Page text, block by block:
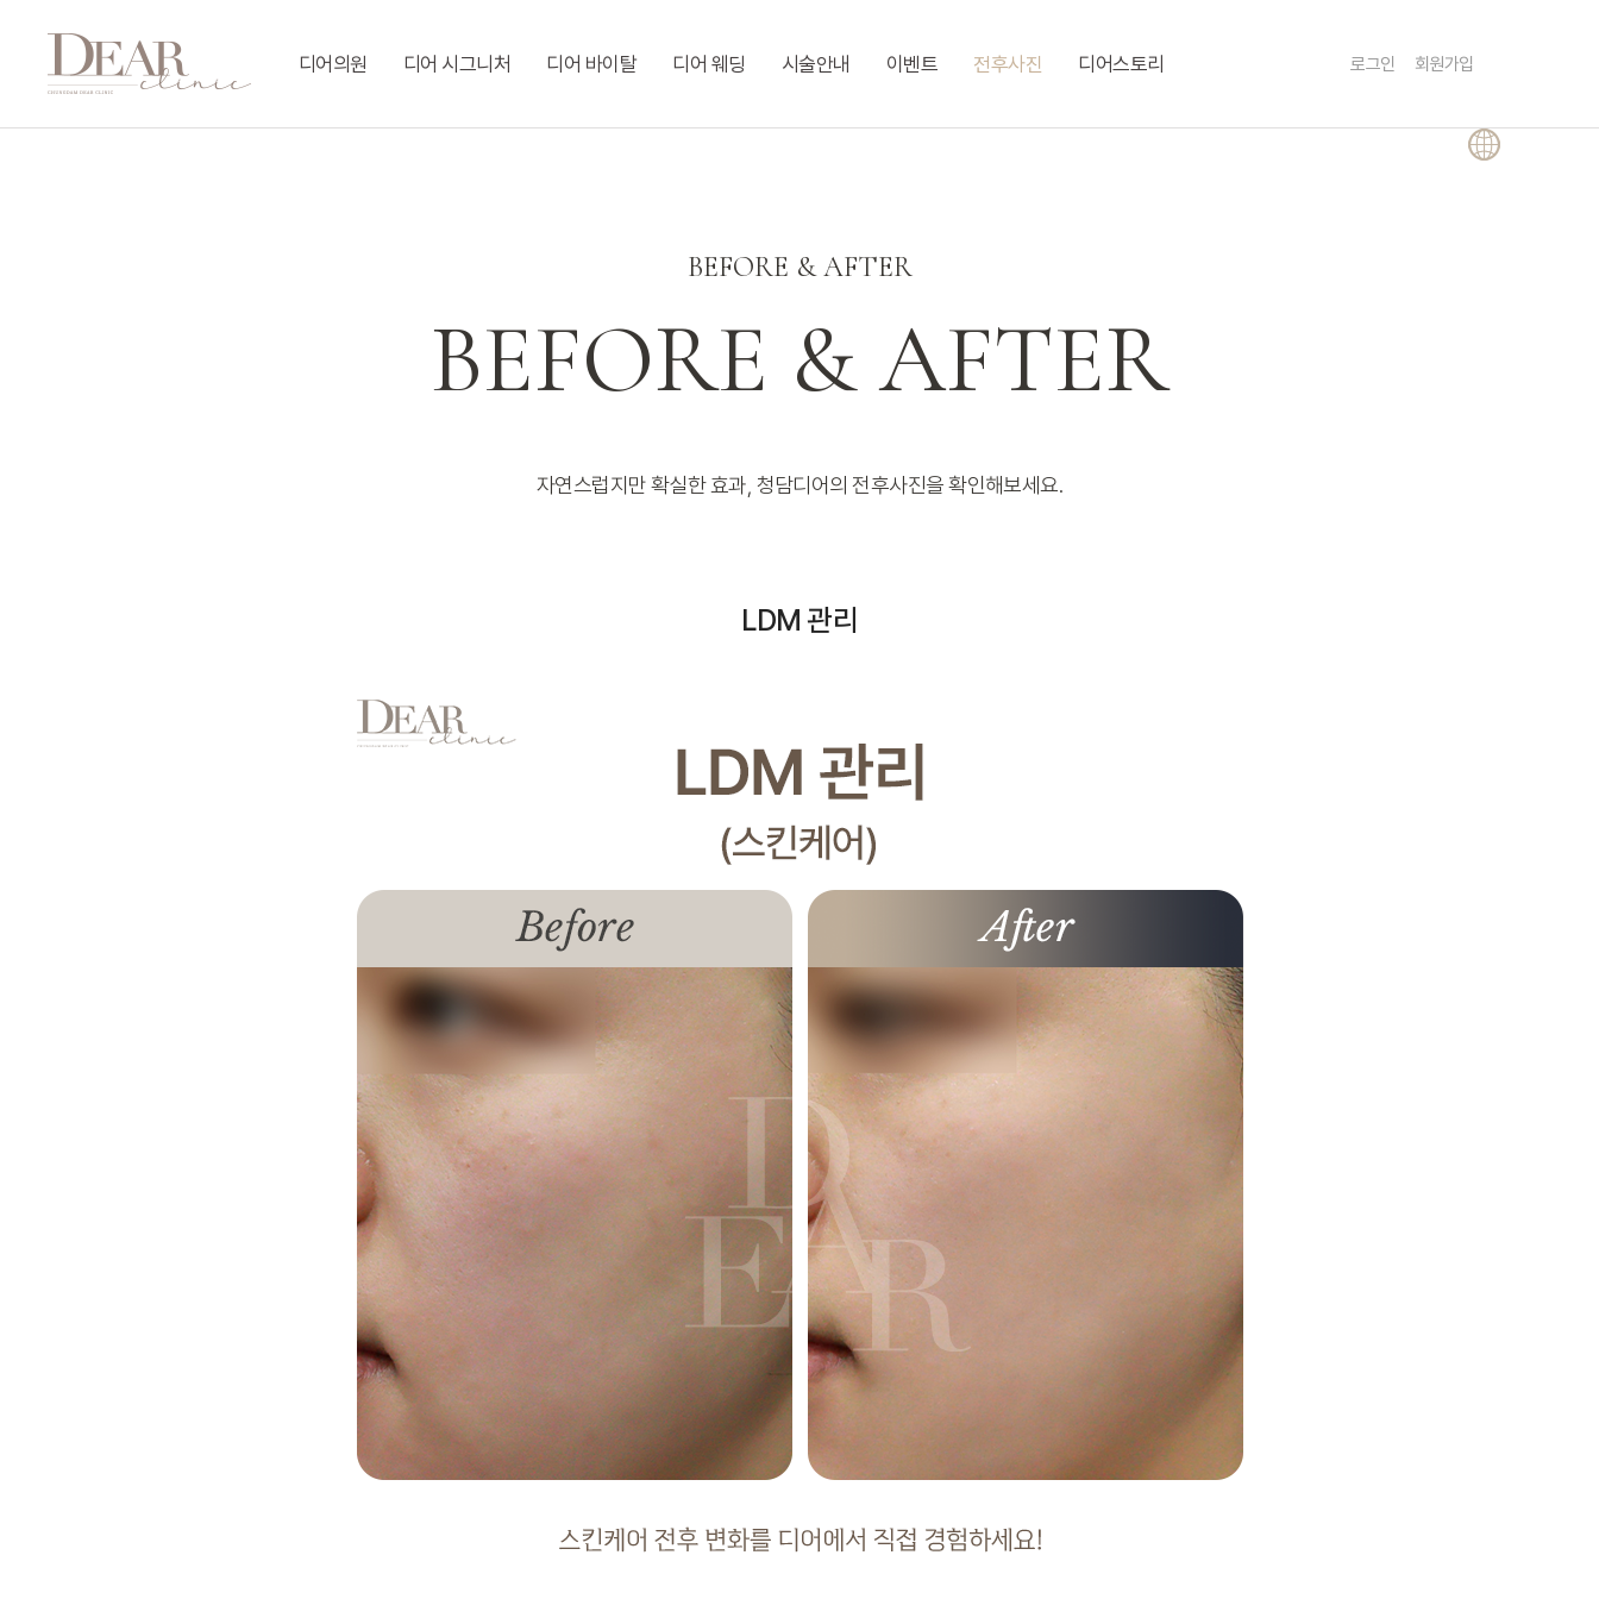
디어의원 디어 시그니처 디어 바이탈 디어 웨딩 시술안내 이벤트 전후사진 디어스토리 로그인 회원가입
BEFORE & AFTER
BEFORE & AFTER
자연스럽지만 확실한 효과, 청담디어의 전후사진을 확인해보세요.
LDM 관리